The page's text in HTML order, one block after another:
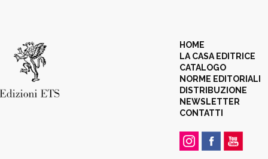
HOME
LA CASA EDITRICE
CATALOGO
NORME EDITORIALI
DISTRIBUZIONE
NEWSLETTER
CONTATTI